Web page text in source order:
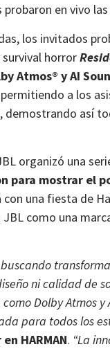
en vivo
los invitados
horror
Atmos® y AI
a los
así
organizó una
para mostrar el
con una fiesta de
como una
ni calidad de
Dolby Atmos
para todos los
HARMAN. “La